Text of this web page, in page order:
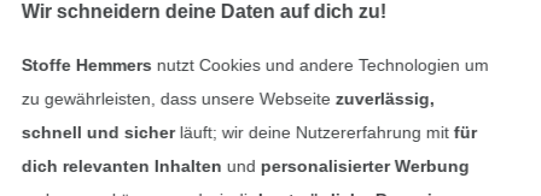
Wir schneidern deine Daten auf dich zu!
Stoffe Hemmers nutzt Cookies und andere Technologien um
zu gewährleisten, dass unsere Webseite zuverlässig,
schnell und sicherläuft; wir deine Nutzererfahrung mitfür
dich relevanten Inhalten und personalisierter Werbung